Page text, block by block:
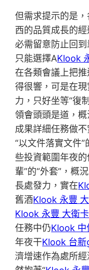
但需求提示的是
西的品質成長的
必需留意防止回
只能選擇AKlook
在各類會議上把
得很響，可是在
力，只好坐等“復
領會頭頭是道，
成果詳細任務做
“以文件落實文件
些投資範圍年夜的
輩”的“外套”，概
長處發力，實在
舊酒Klook 永豐
Klook 永豐 大衛卡
任務中仍Klook 中
年夜干Klook 台
濟增速作為處所